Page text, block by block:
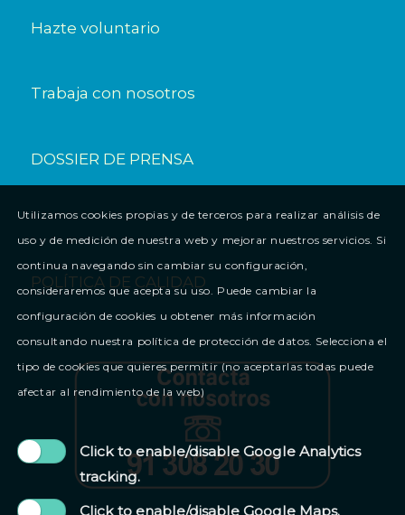
Hazte voluntario
Trabaja con nosotros
DOSSIER DE PRENSA
POLÍTICA DE CALIDAD
Utilizamos cookies propias y de terceros para realizar análisis de
uso y de medición de nuestra web y mejorar nuestros servicios. Si
continua navegando sin cambiar su configuración,
consideraremos que acepta su uso. Puede cambiar la
configuración de cookies u obtener más información
consultando nuestra política de protección de datos. Selecciona el
tipo de cookies que quieres permitir (no aceptarlas todas puede
afectar al rendimiento de la web)
Click to enable/disable Google Analytics
tracking.
Click to enable/disable Google Maps.